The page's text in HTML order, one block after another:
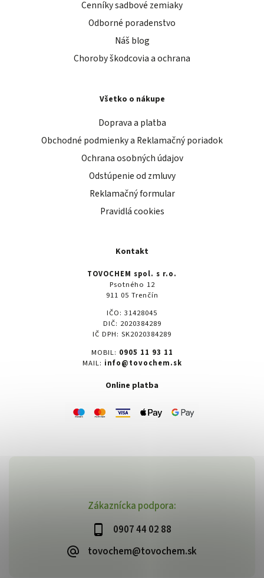
Zákaznícka podpora:
0907 44 02 88
tovochem@tovochem.sk
Cenníky sadbové zemiaky
Odborné poradenstvo
Náš blog
Choroby škodcovia a ochrana
Všetko o nákupe
Doprava a platba
Obchodné podmienky a Reklamačný poriadok
Ochrana osobných údajov
Odstúpenie od zmluvy
Reklamačný formular
Pravidlá cookies
Kontakt
TOVOCHEM spol. s r.o.
Psotného 12
911 05 Trenčín
IČO: 31428045
DIČ: 2020384289
IČ DPH: SK2020384289
MOBIL: 0905 11 93 11
MAIL: info@tovochem.sk
Online platba